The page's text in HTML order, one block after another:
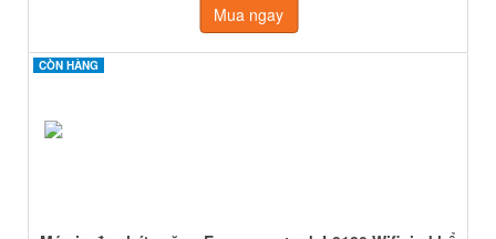
Mua ngay
CÒN HÀNG
CÒN HÀNG